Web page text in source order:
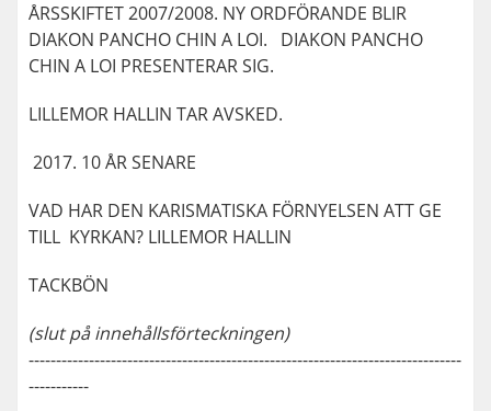
ÅRSSKIFTET 2007/2008. NY ORDFÖRANDE BLIR
DIAKON PANCHO CHIN A LOI. DIAKON PANCHO
CHIN A LOI PRESENTERAR SIG.
LILLEMOR HALLIN TAR AVSKED.
2017. 10 ÅR SENARE
VAD HAR DEN KARISMATISKA FÖRNYELSEN ATT GE
TILL KYRKAN? LILLEMOR HALLIN
TACKBÖN
(slut på innehållsförteckningen)
-------------------------------------------------------------------------------
-----------